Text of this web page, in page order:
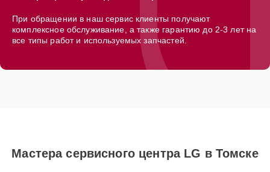
При обращении в наш сервис клиенты получают
комплексное обслуживание, а также гарантию до 2-3 лет на
все типы работ и используемых запчастей.
Мастера сервисного центра LG в Томске